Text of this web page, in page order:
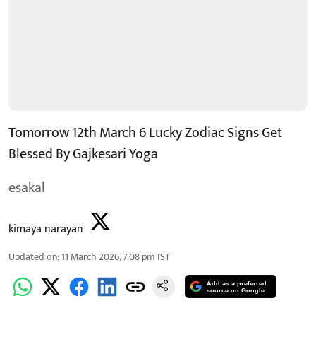
Tomorrow 12th March 6 Lucky Zodiac Signs Get
Blessed By Gajkesari Yoga
esakal
kimaya narayan
Updated on:11 March 2026, 7:08 pm IST
Add as a preferred
source on Google